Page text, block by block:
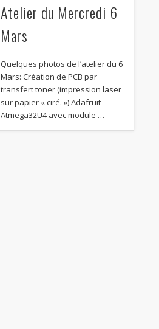
Atelier du Mercredi 6
Mars
Quelques photos de l’atelier du 6
Mars: Création de PCB par
transfert toner (impression laser
sur papier « ciré. ») Adafruit
Atmega32U4 avec module …